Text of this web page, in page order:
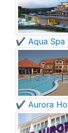
✔️ Aqua Spa
✔️ Aurora